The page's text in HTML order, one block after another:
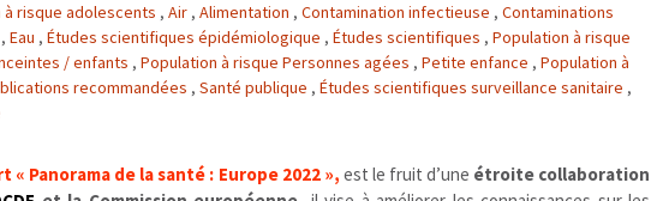
à risque adolescents , Air , Alimentation , Contamination infectieuse , Contaminations
, Eau , Études scientifiques épidémiologique , Études scientifiques , Population à risque
/ enfants , Population à risque Personnes agées , Petite enfance , Population à
recommandées , Santé publique , Études scientifiques surveillance sanitaire ,
« Panorama de la santé : Europe 2022 », est le fruit d’une étroite collaboration